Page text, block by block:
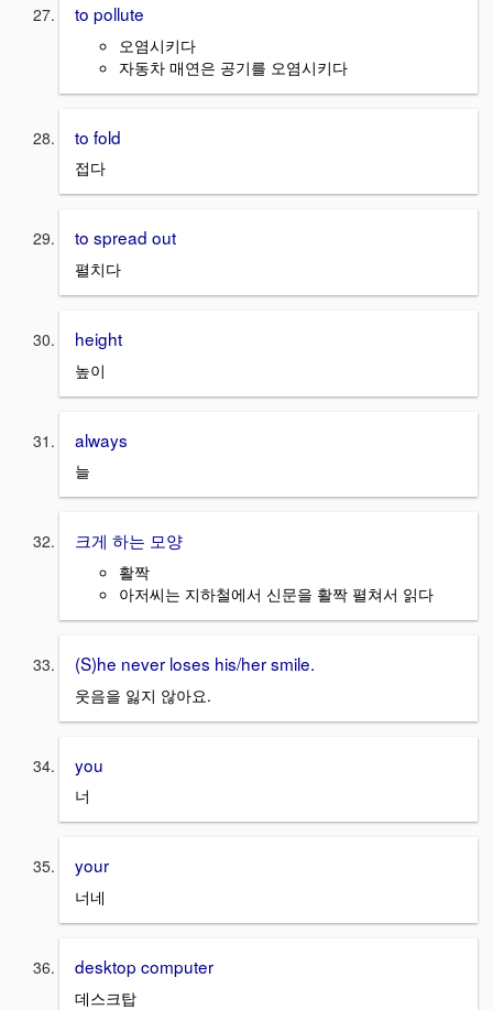
to pollute
오염시키다
자동차 매연은 공기를 오염시키다
to fold
접다
to spread out
펼치다
height
높이
always
늘
크게 하는 모양
활짝
아저씨는 지하철에서 신문을 활짝 펼쳐서 읽다
(S)he never loses his/her smile.
웃음을 잃지 않아요.
you
너
your
너네
desktop computer
데스크탑